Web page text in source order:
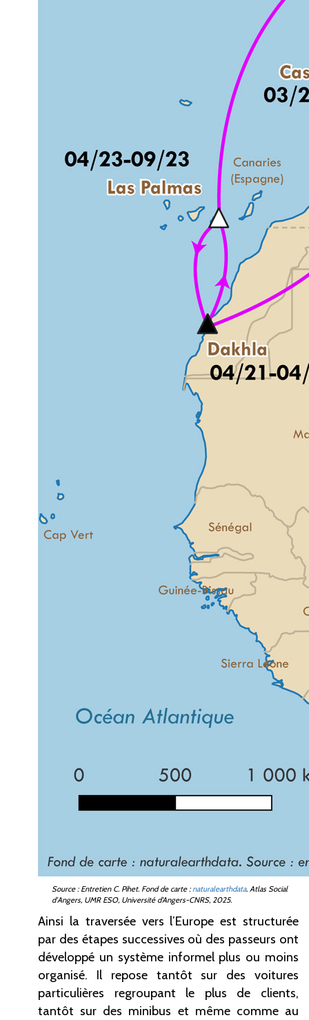
Source : Entretien C. Pihet. Fond de carte :naturalearthdata. Atlas Social
d'Angers, UMR ESO, Université d’Angers-CNRS, 2025.
Ainsi la traversée vers l’Europe est structurée
par des étapes successives où des passeurs ont
développé un système informel plus ou moins
organisé. Il repose tantôt sur des voitures
particulières regroupant le plus de clients,
tantôt sur des minibus et même comme au